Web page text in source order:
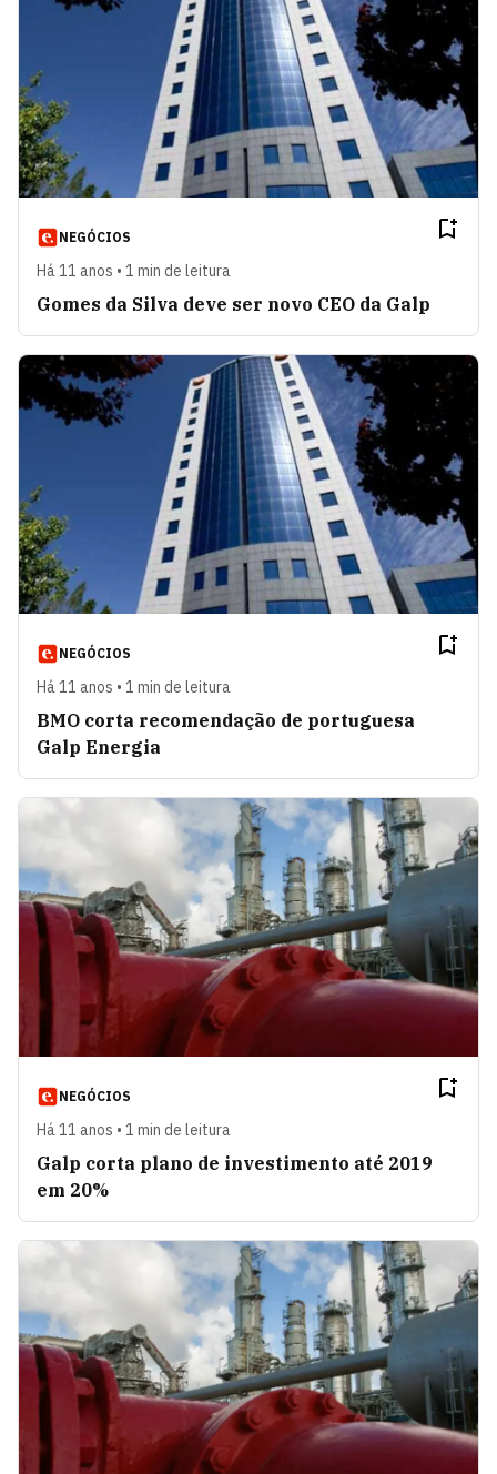
NEGÓCIOS
Há 11 anos • 1 min de leitura
Gomes da Silva deve ser novo CEO da Galp
NEGÓCIOS
Há 11 anos • 1 min de leitura
BMO corta recomendação de portuguesa
Galp Energia
NEGÓCIOS
Há 11 anos • 1 min de leitura
Galp corta plano de investimento até 2019
em 20%